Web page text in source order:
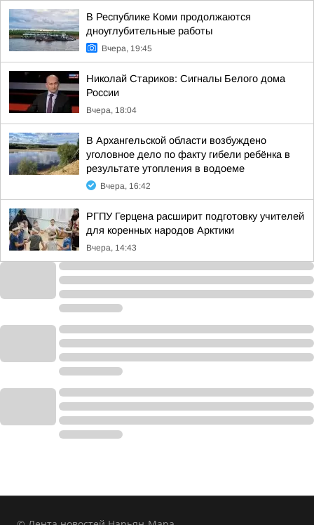
В Республике Коми продолжаются
дноуглубительные работы
Вчера, 19:45
Николай Стариков: Сигналы Белого дома
России
Вчера, 18:04
В Архангельской области возбуждено
уголовное дело по факту гибели ребёнка в
результате утопления в водоеме
Вчера, 16:42
РГПУ Герцена расширит подготовку учителей
для коренных народов Арктики
Вчера, 14:43